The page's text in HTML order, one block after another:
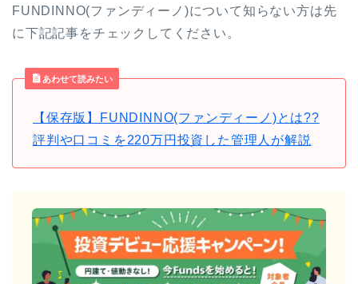
FUNDINNO(ファンディーノ)について知らない方は先
に下記記事をチェックしてください。
あわせて読みたい
【保存版】FUNDINNO(ファンディーノ)とは??
評判や口コミを220万円投資した管理人が解説